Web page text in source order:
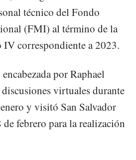
técnico del Fondo
(FMI) al término de la
correspondiente a 2023.
por Raphael
virtuales durante
y visitó San Salvador
febrero para la realización